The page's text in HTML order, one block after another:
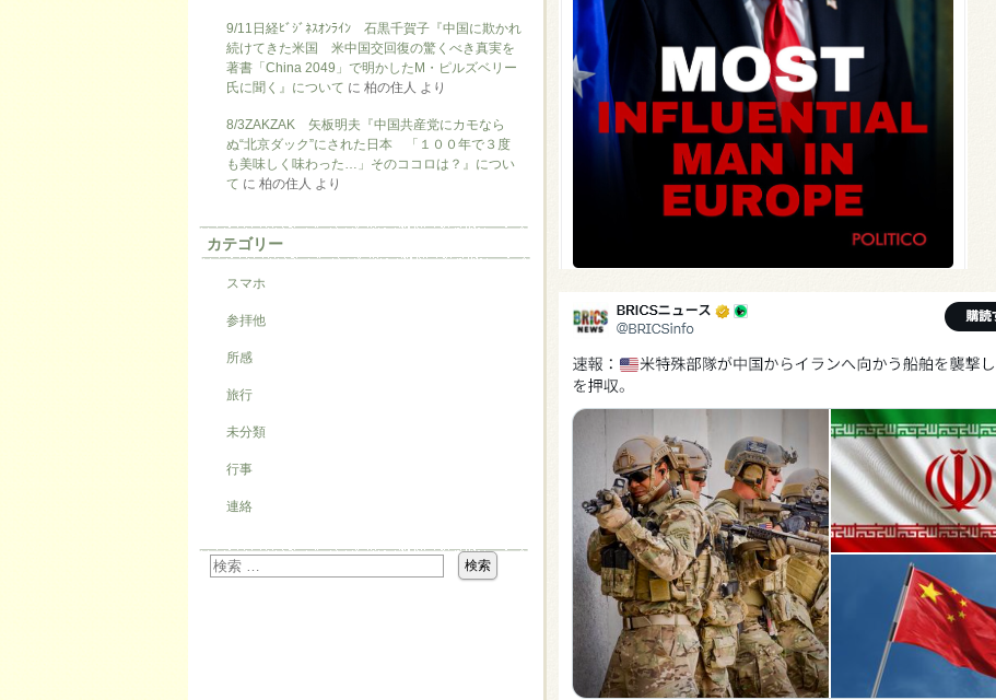
9/11日経ﾋﾞｼﾞﾈｽｵﾝﾗｲﾝ 石黒千賀子『中国に欺かれ
続けてきた米国 米中国交回復の驚くべき真実を
著書「China 2049」で明かしたM・ピルズベリー
氏に聞く』について に 柏の住人 より
8/3ZAKZAK 矢板明夫『中国共産党にカモなら
ぬ“北京ダック”にされた日本 「１００年で３度
も美味しく味わった…」そのココロは？』につい
て に 柏の住人 より
カテゴリー
スマホ
参拝他
所感
旅行
未分類
行事
連絡